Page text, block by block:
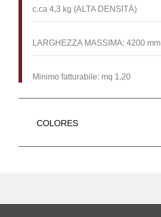
c.ca 4,3 kg (ALTA DENSITÀ)
LARGHEZZA MASSIMA: 4200 mm
Minimo fatturabile: mq 1,20
COLORES